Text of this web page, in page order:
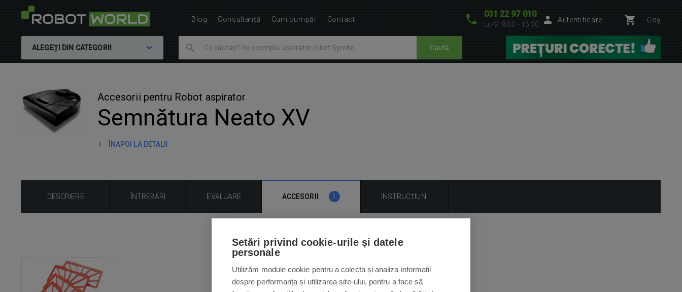
031 22 97 010
Lu-Vi 8:00—16:30
Autentificare Coș
ALEGEȚI DIN CATEGORII Caută
Accesorii pentru Robot aspirator
Semnătura Neato XV
ÎNAPOI LA DETALII
DESCRIERE ÎNTREBĂRI EVALUARE ACCESORII 1 INSTRUCȚIUNI
Blog Consultanță Cum cumpăr Contact
Setări privind cookie-urile și datele
personale
Utilizăm module cookie pentru a colecta și analiza informații
despre performanța și utilizarea site-ului, pentru a face să